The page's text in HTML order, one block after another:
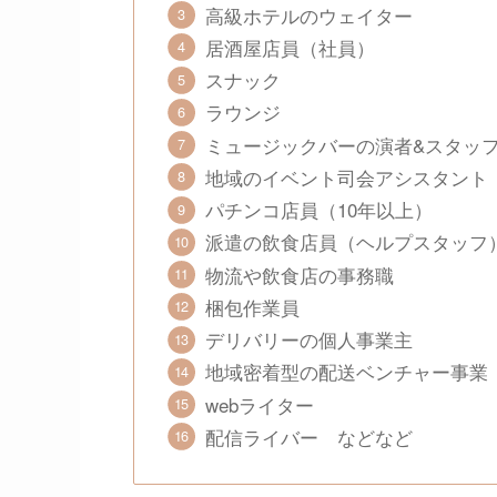
高級ホテルのウェイター
居酒屋店員（社員）
スナック
ラウンジ
ミュージックバーの演者&スタッ
地域のイベント司会アシスタント
パチンコ店員（10年以上）
派遣の飲食店員（ヘルプスタッフ
物流や飲食店の事務職
梱包作業員
デリバリーの個人事業主
地域密着型の配送ベンチャー事業
webライター
配信ライバー などなど